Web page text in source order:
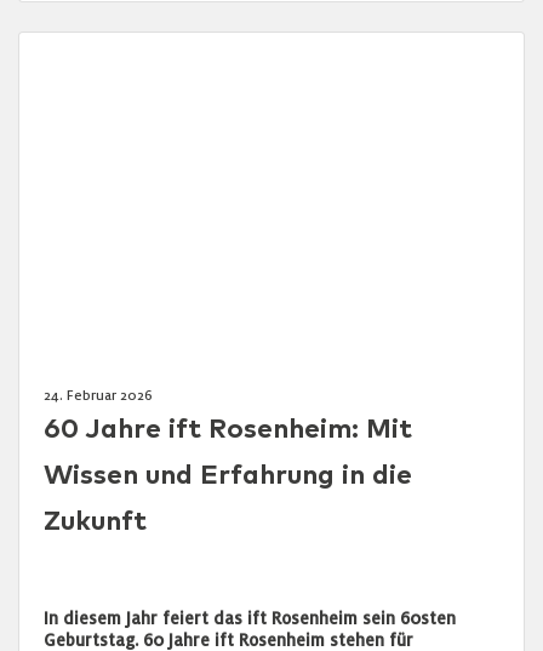
24. Februar 2026
60 Jahre ift Rosenheim: Mit
Wissen und Erfahrung in die
Zukunft
In diesem Jahr feiert das ift Rosenheim sein 60sten
Geburtstag. 60 Jahre ift Rosenheim stehen für